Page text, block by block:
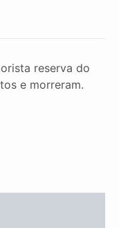
reserva do
e morreram.